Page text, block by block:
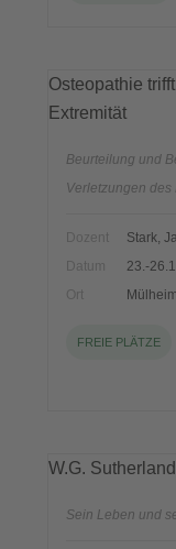
Osteopathie
Extremität
Beurteilung und
Verletzungen des
Dozent
Stark,
Datum
23.-
Ort
Mülheim
FREIE PLÄTZE
W.G.
Sein Leben und